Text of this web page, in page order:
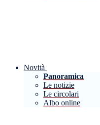
Novità
Panoramica
Le notizie
Le circolari
Albo online